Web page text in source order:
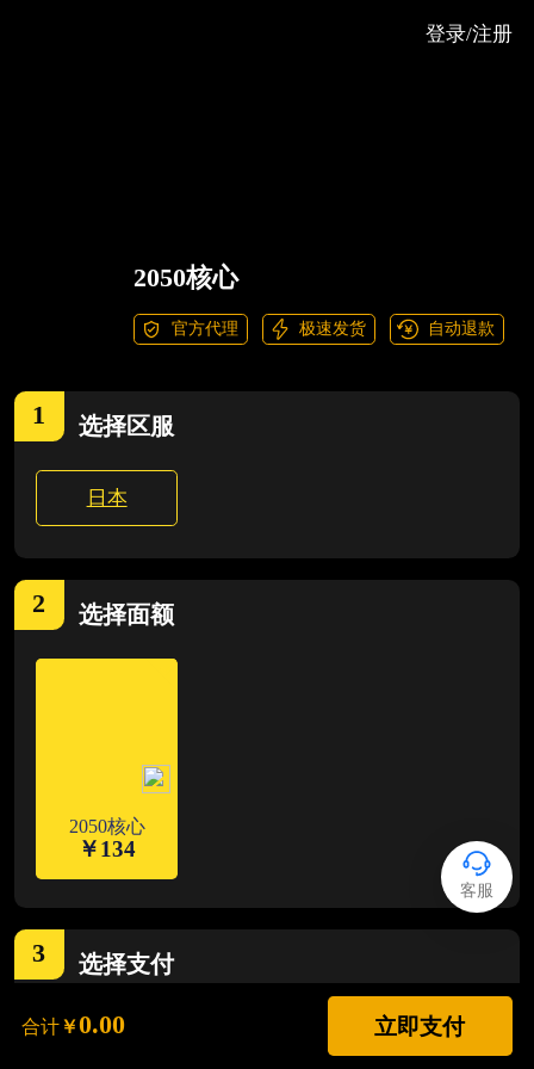
客服
登录/注册
2050核心
官方代理 极速发货 自动退款
1 选择区服
日本
2 选择面额
2050核心
￥134
3 选择支付
合计￥0.00 立即支付